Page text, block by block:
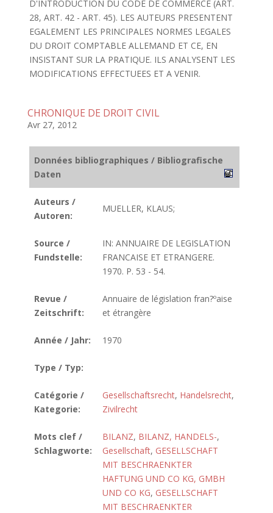
D'INTRODUCTION DU CODE DE COMMERCE (ART.
28, ART. 42 - ART. 45). LES AUTEURS PRESENTENT
EGALEMENT LES PRINCIPALES NORMES LEGALES
DU DROIT COMPTABLE ALLEMAND ET CE, EN
INSISTANT SUR LA PRATIQUE. ILS ANALYSENT LES
MODIFICATIONS EFFECTUEES ET A VENIR.
CHRONIQUE DE DROIT CIVIL
Avr 27, 2012
Données bibliographiques / Bibliografische
Daten
Auteurs /
Autoren:
MUELLER, KLAUS;
Source /
Fundstelle:
IN: ANNUAIRE DE LEGISLATION
FRANCAISE ET ETRANGERE.
1970. P. 53 - 54.
Revue /
Zeitschrift:
Annuaire de législation fran?ºaise
et étrangère
Année / Jahr: 1970
Type / Typ:
Catégorie /
Kategorie:
Gesellschaftsrecht, Handelsrecht,
Zivilrecht
Mots clef /
Schlagworte:
BILANZ, BILANZ, HANDELS-,
Gesellschaft, GESELLSCHAFT
MIT BESCHRAENKTER
HAFTUNG UND CO KG, GMBH
UND CO KG, GESELLSCHAFT
MIT BESCHRAENKTER